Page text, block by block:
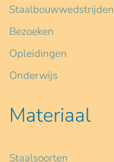
Staalbouwwedstrijden
Bezoeken
Opleidingen
Onderwijs
Materiaal
Staalsoorten